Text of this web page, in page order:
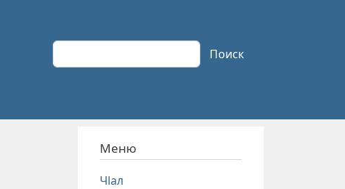
Поиск Поиск
Меню
Чlал